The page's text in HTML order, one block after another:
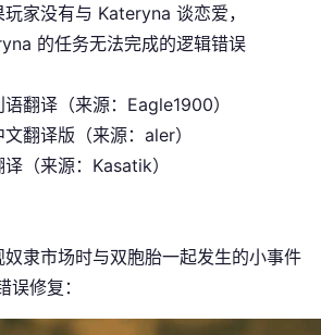
家没有与 Kateryna 谈恋爱，
的任务无法完成的逻辑错误
翻译（来源：Eagle1900）
翻译版（来源：aler）
（来源：Kasatik）
奴隶市场时与双胞胎一起发生的小事件
误修复：